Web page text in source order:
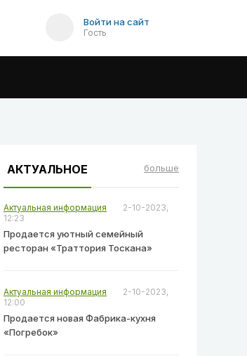
Войти на сайт
Гость
АКТУАЛЬНОЕ больше
Актуальная информация
2-10-2023,
12:23
Продается уютный семейный
ресторан «Траттория Тоскана»
Актуальная информация
2-10-2023,
12:00
Продается новая Фабрика-кухня
«Погребок»